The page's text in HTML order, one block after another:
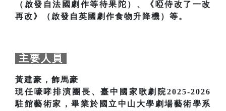
（啟發自法國劇作等待果陀）、《啞侍改了一改
再改》（啟發自英國劇作食物升降機）等。
主要人員
黃建豪，飾馬豪
現任嚎哮排演團長、臺中國家歌劇院2025-2026
駐館藝術家，畢業於國立中山大學劇場藝術學系